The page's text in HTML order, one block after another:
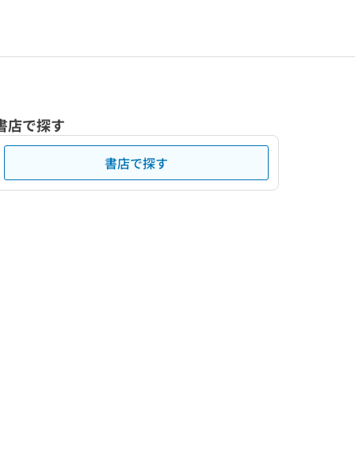
店で探す
書店で探す